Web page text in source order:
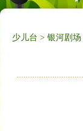
少儿台 > 银河剧场